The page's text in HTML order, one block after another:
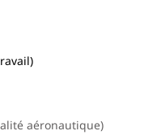
aéronautique)